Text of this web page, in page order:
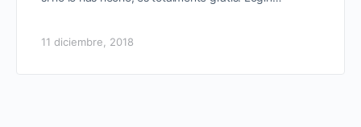
11 diciembre, 2018